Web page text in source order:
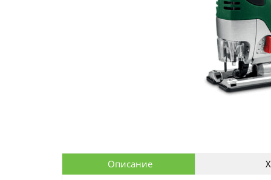
Описание